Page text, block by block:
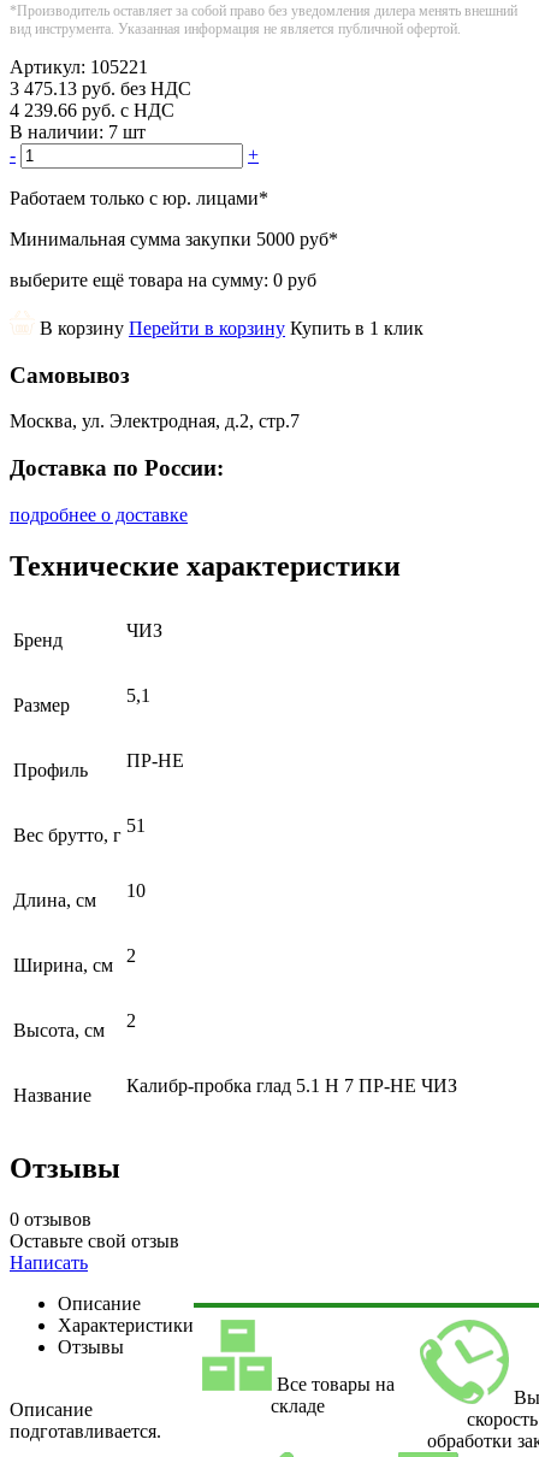
*Производитель оставляет за собой право без уведомления дилера менять внешний
вид инструмента. Указанная информация не является публичной офертой.
Артикул: 105221
3 475.13 руб. без НДС
4 239.66 руб. с НДС
В наличии: 7 шт
-
+
Работаем только с юр. лицами*
Минимальная сумма закупки 5000 руб*
выберите ещё товара на сумму: 0 руб
В корзину Перейти в корзину Купить в 1 клик
Самовывоз
Москва, ул. Электродная, д.2, стр.7
Доставка по России:
подробнее о доставке
Технические характеристики
Бренд ЧИЗ
Размер 5,1
Профиль ПР-НЕ
Вес брутто, г 51
Длина, см 10
Ширина, см 2
Высота, см 2
Название Калибр-пробка глад 5.1 Н 7 ПР-НЕ ЧИЗ
Отзывы
0 отзывов
Оставьте свой отзыв
Написать
Описание
Характеристики
Отзывы
Описание
подготавливается.
Все товары на
складе
скорость
обработки